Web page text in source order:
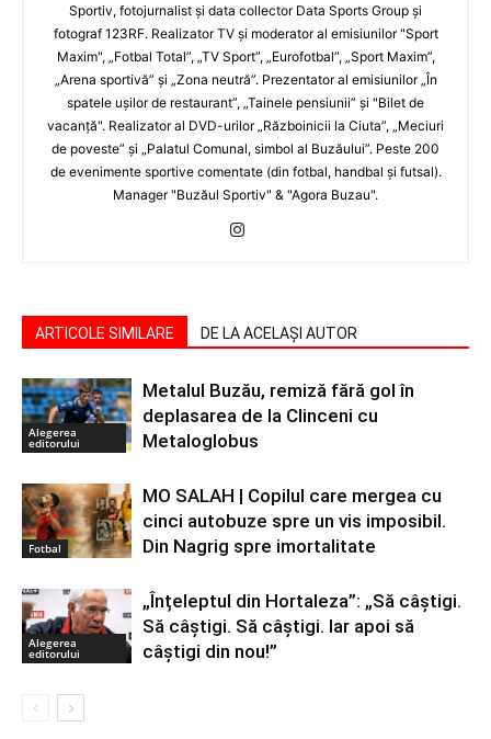
Sportiv, fotojurnalist şi data collector Data Sports Group şi
fotograf 123RF. Realizator TV şi moderator al emisiunilor "Sport
Maxim", „Fotbal Total”, „TV Sport”, „Eurofotbal”, „Sport Maxim”,
„Arena sportivă” şi „Zona neutră”. Prezentator al emisiunilor „În
spatele uşilor de restaurant”, „Tainele pensiunii” şi "Bilet de
vacanţă". Realizator al DVD-urilor „Războinicii la Ciuta”, „Meciuri
de poveste” şi „Palatul Comunal, simbol al Buzăului”. Peste 200
de evenimente sportive comentate (din fotbal, handbal şi futsal).
Manager "Buzăul Sportiv" & "Agora Buzau".
ARTICOLE SIMILARE DE LA ACELAȘI AUTOR
Alegerea
editorului
Metalul Buzău, remiză fără gol în
deplasarea de la Clinceni cu
Metaloglobus
Fotbal
MO SALAH | Copilul care mergea cu
cinci autobuze spre un vis imposibil.
Din Nagrig spre imortalitate
Alegerea
editorului
„Înțeleptul din Hortaleza”: „Să câștigi.
Să câștigi. Să câștigi. Iar apoi să
câștigi din nou!”